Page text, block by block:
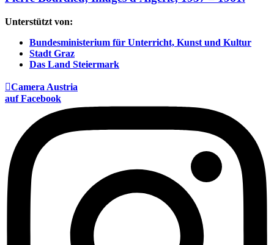
Unterstützt von:
Bundesministerium für Unterricht, Kunst und Kultur
Stadt Graz
Das Land Steiermark
Camera Austria
auf Facebook